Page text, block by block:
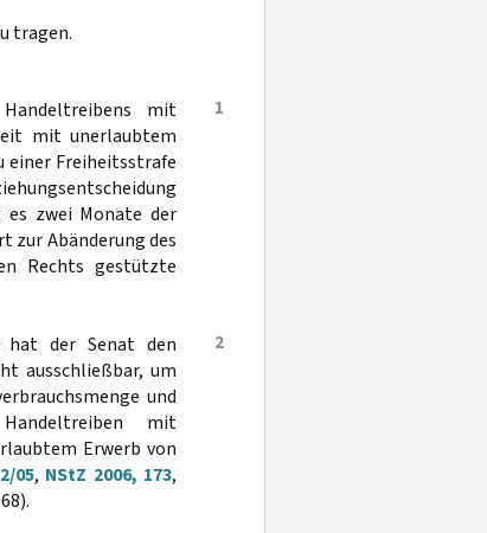
tragen.
1
mit
mit unerlaubtem
einer Freiheitsstrafe
es zwei Monate der
Abänderung des
Rechts gestützte
2
hat der Senat den
ausschließbar, um
und
mit
Erwerb von
05, NStZ 2006, 173,